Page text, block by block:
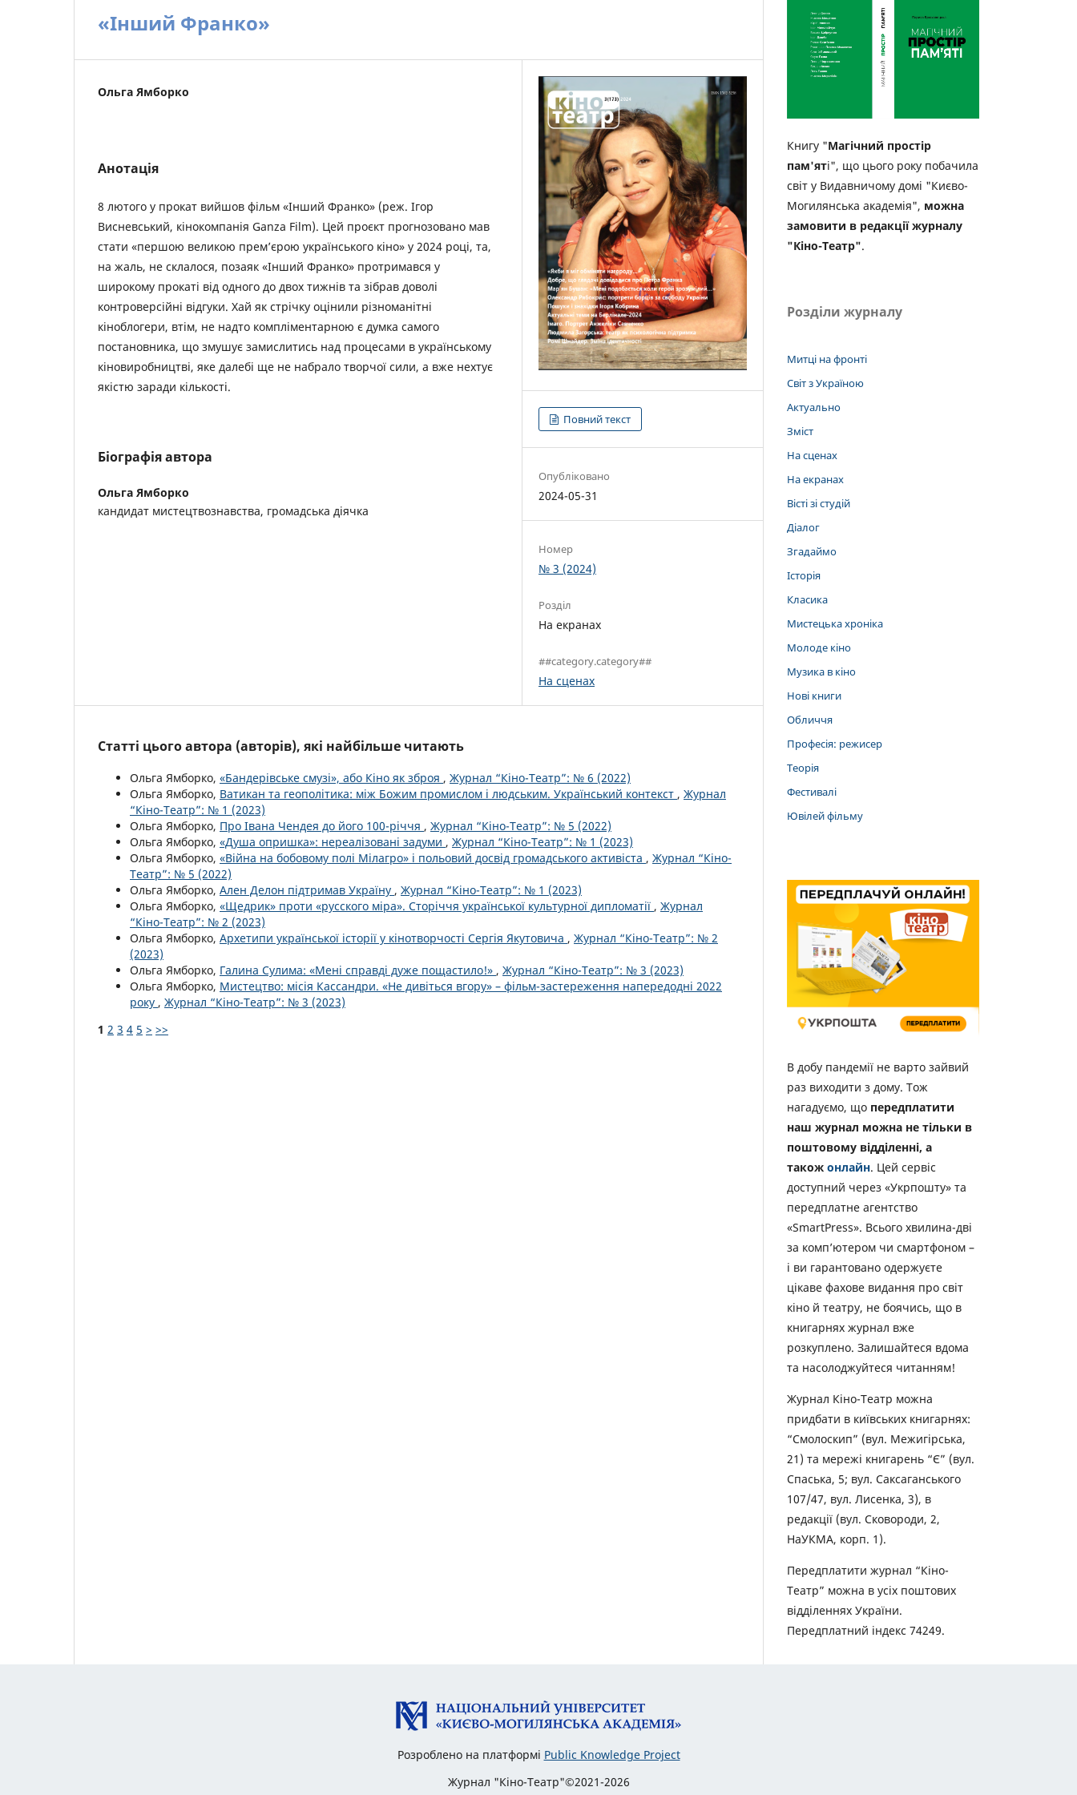
«Інший Франко»
Ольга Ямборко
Анотація
8 лютого у прокат вийшов фільм «Інший Франко» (реж. Ігор
Висневський, кінокомпанія Ganza Film). Цей проєкт прогнозовано мав
стати «першою великою прем’єрою українського кіно» у 2024 році, та,
на жаль, не склалося, позаяк «Інший Франко» протримався у
широкому прокаті від одного до двох тижнів та зібрав доволі
контроверсійні відгуки. Хай як стрічку оцінили різноманітні
кіноблогери, втім, не надто компліментарною є думка самого
постановника, що змушує замислитись над процесами в українському
кіновиробництві, яке далебі ще не набрало творчої сили, а вже нехтує
якістю заради кількості.
Біографія автора
Ольга Ямборко
кандидат мистецтвознавства, громадська діячка
Повний текст
Опубліковано
2024-05-31
Номер
№ 3 (2024)
Розділ
На екранах
##category.category##
На сценах
Статті цього автора (авторів), які найбільше читають
Ольга Ямборко, «Бандерівське смузі», або Кіно як зброя , Журнал “Кіно-Театр”: № 6 (2022)
Ольга Ямборко, Ватикан та геополітика: між Божим промислом і людським. Український контекст , Журнал
“Кіно-Театр”: № 1 (2023)
Ольга Ямборко, Про Івана Чендея до його 100-річчя , Журнал “Кіно-Театр”: № 5 (2022)
Ольга Ямборко, «Душа опришка»: нереалізовані задуми , Журнал “Кіно-Театр”: № 1 (2023)
Ольга Ямборко, «Війна на бобовому полі Мілагро» і польовий досвід громадського активіста , Журнал “Кіно-
Театр”: № 5 (2022)
Ольга Ямборко, Ален Делон підтримав Україну , Журнал “Кіно-Театр”: № 1 (2023)
Ольга Ямборко, «Щедрик» проти «русского міра». Сторіччя української культурної дипломатії , Журнал
“Кіно-Театр”: № 2 (2023)
Ольга Ямборко, Архетипи української історії у кінотворчості Сергія Якутовича , Журнал “Кіно-Театр”: № 2
(2023)
Ольга Ямборко, Галина Сулима: «Мені справді дуже пощастило!» , Журнал “Кіно-Театр”: № 3 (2023)
Ольга Ямборко, Мистецтво: місія Кассандри. «Не дивіться вгору» – фільм-застереження напередодні 2022
року , Журнал “Кіно-Театр”: № 3 (2023)
1 2 3 4 5 > >>
Книгу "Магічний простір
пам'яті", що цього року побачила
світ у Видавничому домі "Києво-
Могилянська академія", можна
замовити в редакції журналу
"Кіно-Театр".
Розділи журналу
Митці на фронті
Світ з Україною
Актуально
Зміст
На сценах
На екранах
Вісті зі студій
Діалог
Згадаймо
Історія
Класика
Мистецька хроніка
Молоде кіно
Музика в кіно
Нові книги
Обличчя
Професія: режисер
Теорія
Фестивалі
Ювілей фільму
В добу пандемії не варто зайвий
раз виходити з дому. Тож
нагадуємо, що передплатити
наш журнал можна не тільки в
поштовому відділенні, а
також онлайн. Цей сервіс
доступний через «Укрпошту» та
передплатне агентство
«SmartPress». Всього хвилина-дві
за комп’ютером чи смартфоном –
і ви гарантовано одержуєте
цікаве фахове видання про світ
кіно й театру, не боячись, що в
книгарнях журнал вже
розкуплено. Залишайтеся вдома
та насолоджуйтеся читанням!
Журнал Кіно-Театр можна
придбати в київських книгарнях:
“Смолоскип” (вул. Межигірська,
21) та мережі книгарень “Є” (вул.
Спаська, 5; вул. Саксаганського
107/47, вул. Лисенка, 3), в
редакції (вул. Сковороди, 2,
НаУКМА, корп. 1).
Передплатити журнал “Кіно-
Театр” можна в усіх поштових
відділеннях України.
Передплатний індекс 74249.
Розроблено на платформі Public Knowledge Project
Журнал "Кіно-Театр"©2021-2026